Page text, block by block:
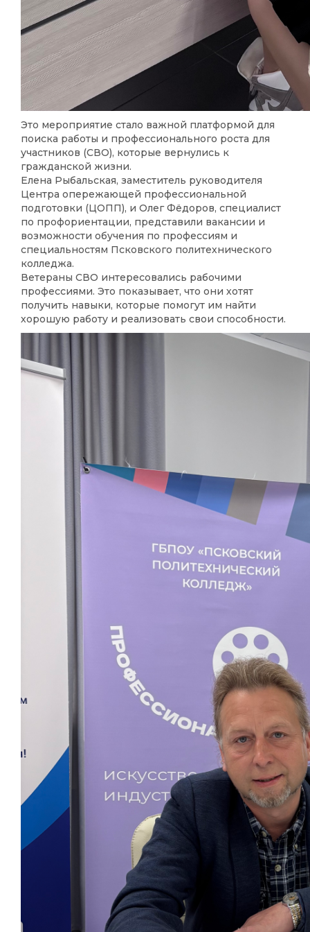
Это мероприятие стало важной платформой для
поиска работы и профессионального роста для
участников (СВО), которые вернулись к
гражданской жизни.
Елена Рыбальская, заместитель руководителя
Центра опережающей профессиональной
подготовки (ЦОПП), и Олег Фёдоров, специалист
по профориентации, представили вакансии и
возможности обучения по профессиям и
специальностям Псковского политехнического
колледжа.
Ветераны СВО интересовались рабочими
профессиями. Это показывает, что они хотят
получить навыки, которые помогут им найти
хорошую работу и реализовать свои способности.